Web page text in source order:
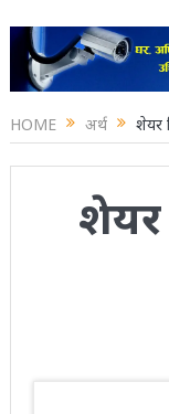
HOME अर्थ शेयर
शेयर